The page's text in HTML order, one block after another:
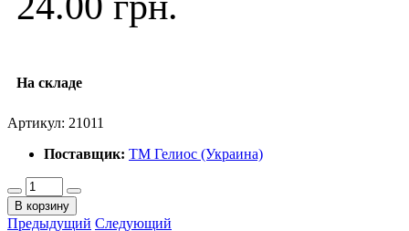
На складе
Артикул: 21011
Поставщик: ТМ Гелиос (Украина)
В корзину
Предыдущий Следующий